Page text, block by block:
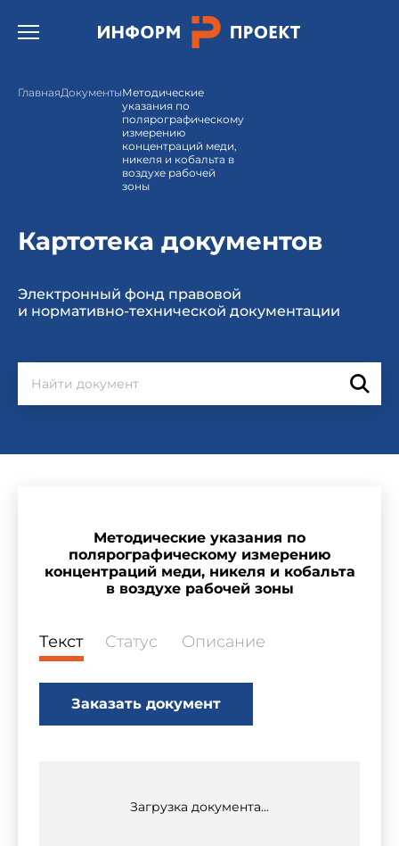
Открыть бургер меню.
ГлавнаяДокументыМетодические
указания по
полярографическому
измерению
концентраций меди,
никеля и кобальта в
воздухе рабочей
зоны
Картотека документов
Электронный фонд правовой
и нормативно-технической документации
Методические указания по
полярографическому измерению
концентраций меди, никеля и кобальта
в воздухе рабочей зоны
Текст Статус Описание
Заказать документ
Загрузка документа...